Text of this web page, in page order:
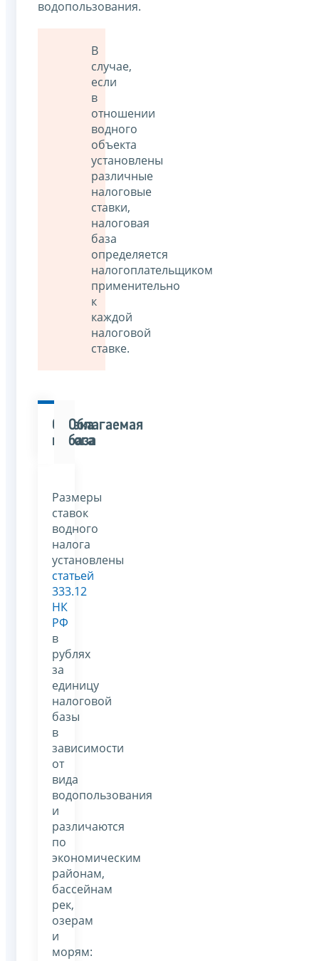
водопользования.
В
случае,
если
в
отношении
водного
объекта
установлены
различные
налоговые
ставки,
налоговая
база
определяется
налогоплательщиком
применительно
к
каждой
налоговой
ставке.
Ставка
налога
Облагаемая
база
Размеры
ставок
водного
налога
установлены
статьей
333.12
НК
РФ
в
рублях
за
единицу
налоговой
базы
в
зависимости
от
вида
водопользования
и
различаются
по
экономическим
районам,
бассейнам
рек,
озерам
и
морям: